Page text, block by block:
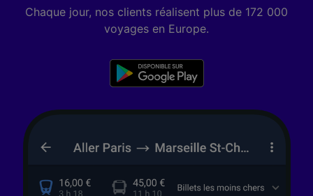
Chaque jour, nos clients réalisent plus de 172 000
voyages en Europe.